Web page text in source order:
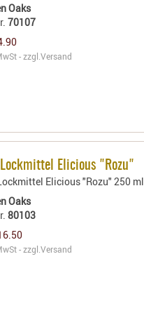
Oaks
70107
- zzgl.Versand
Elicious "Rozu"
Elicious "Rozu" 250 ml
Oaks
80103
- zzgl.Versand